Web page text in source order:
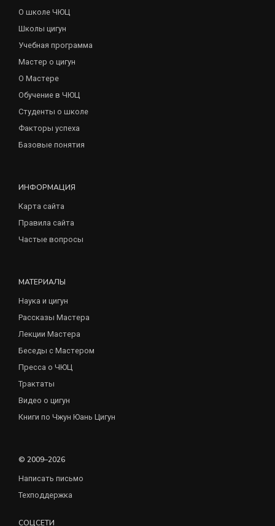
О школе ЧЮЦ
Школы цигун
Учебная программа
Мастер о цигун
О Мастере
Обучение в ЧЮЦ
Студенты о школе
Факторы успеха
Базовые понятия
ИНФОРМАЦИЯ
Карта сайта
Правила сайта
Частые вопросы
МАТЕРИАЛЫ
Наука и цигун
Рассказы Мастера
Лекции Мастера
Беседы с Мастером
Пресса о ЧЮЦ
Трактаты
Видео о цигун
Книги по Чжун Юань Цигун
© 2009–2026
Написать письмо
Техподдержка
СОЦСЕТИ